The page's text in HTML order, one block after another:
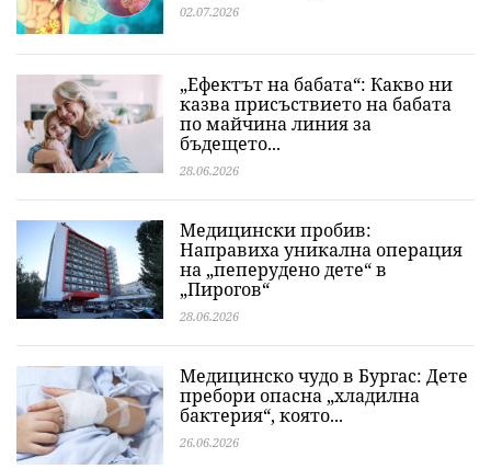
02.07.2026
„Ефектът на бабата“: Какво ни
казва присъствието на бабата
по майчина линия за
бъдещето...
28.06.2026
Медицински пробив:
Направиха уникална операция
на „пеперудено дете“ в
„Пирогов“
28.06.2026
Медицинско чудо в Бургас: Дете
пребори опасна „хладилна
бактерия“, която...
26.06.2026